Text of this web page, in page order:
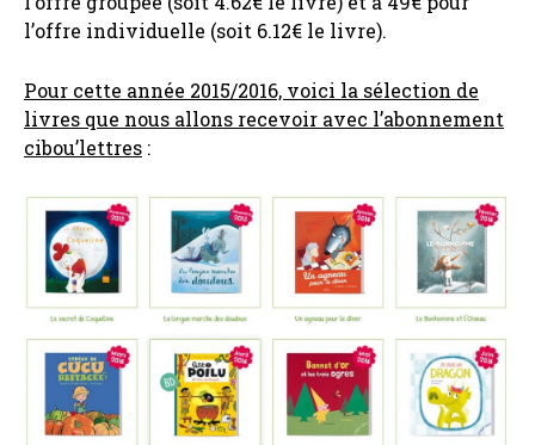
l’offre individuelle (soit 6.12€ le livre).
Pour cette année 2015/2016, voici la sélection de
livres que nous allons recevoir avec l’abonnement
cibou’lettres :